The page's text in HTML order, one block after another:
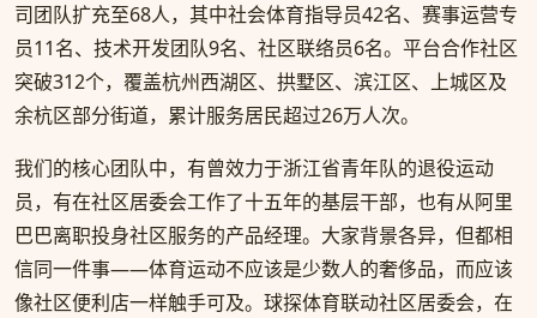
司团队扩充至68人，其中社会体育指导员42名、赛事运营专
员11名、技术开发团队9名、社区联络员6名。平台合作社区
突破312个，覆盖杭州西湖区、拱墅区、滨江区、上城区及
余杭区部分街道，累计服务居民超过26万人次。
我们的核心团队中，有曾效力于浙江省青年队的退役运动
员，有在社区居委会工作了十五年的基层干部，也有从阿里
巴巴离职投身社区服务的产品经理。大家背景各异，但都相
信同一件事——体育运动不应该是少数人的奢侈品，而应该
像社区便利店一样触手可及。球探体育联动社区居委会，在